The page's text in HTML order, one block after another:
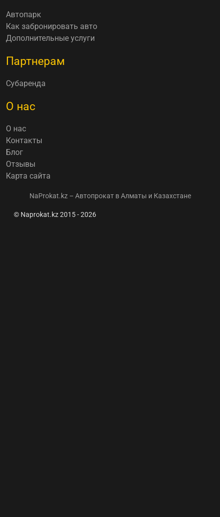
Автопарк
Как забронировать авто
Дополнительные услуги
Партнерам
Субаренда
О нас
О нас
Контакты
Блог
Отзывы
Карта сайта
NaProkat.kz – Автопрокат в Алматы и Казахстане
© Naprokat.kz 2015 - 2026